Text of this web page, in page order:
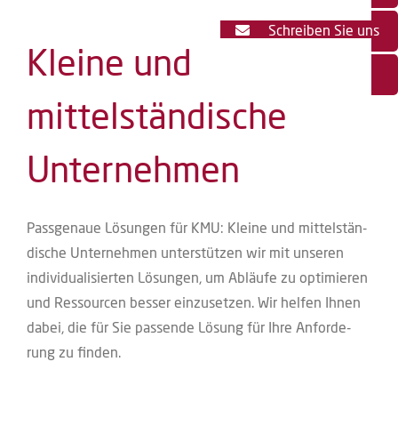
Kleine und
mittelständische
Unternehmen
Pass­ge­naue Lösun­gen für KMU: Klei­ne und mit­tel­stän­
di­sche Unter­neh­men unter­stüt­zen wir mit unse­ren
indi­vi­dua­li­sier­ten Lösun­gen, um Abläu­fe zu opti­mie­ren
und Res­sour­cen bes­ser ein­zu­set­zen. Wir hel­fen Ihnen
dabei, die für Sie pas­sen­de Lösung für Ihre Anfor­de­
rung zu finden.
Schreiben Sie uns